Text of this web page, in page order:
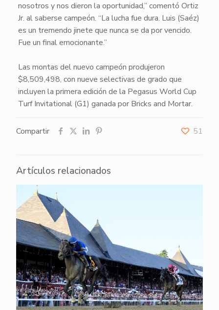
nosotros y nos dieron la oportunidad,” comentó Ortiz
Jr. al saberse campeón. “La lucha fue dura. Luis (Saéz)
es un tremendo jinete que nunca se da por vencido.
Fue un final emocionante.”
Las montas del nuevo campeón produjeron
$8,509,498, con nueve selectivas de grado que
incluyen la primera edición de la Pegasus World Cup
Turf Invitational (G1) ganada por Bricks and Mortar.
Compartir 51
Artículos relacionados